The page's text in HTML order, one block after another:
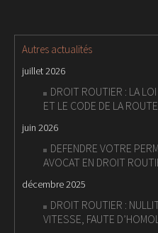
Autres actualités
juillet 2026
DROIT ROUTIER : LA
ET LE CODE DE LA ROUTE
juin 2026
DEFENDRE VOTRE
AVOCAT EN DROIT
décembre 2025
DROIT ROUTIER :
VITESSE, FAUTE